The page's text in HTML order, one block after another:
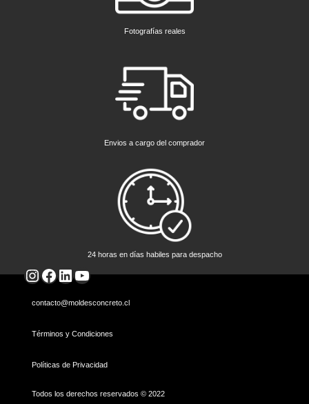
Fotografías reales
Envios a cargo del comprador
24 horas en días habiles para despacho
Instagram
Facebook
LinkedIn
YouTube
contacto@moldesconcreto.cl
Términos y Condiciones
Políticas de Privacidad
Todos los derechos reservados © 2022